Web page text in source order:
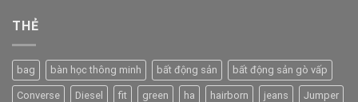
THẺ
bag bàn học thông minh bất động sản bất động sản gò vấp
Converse Diesel fit green ha hairborn jeans Jumper